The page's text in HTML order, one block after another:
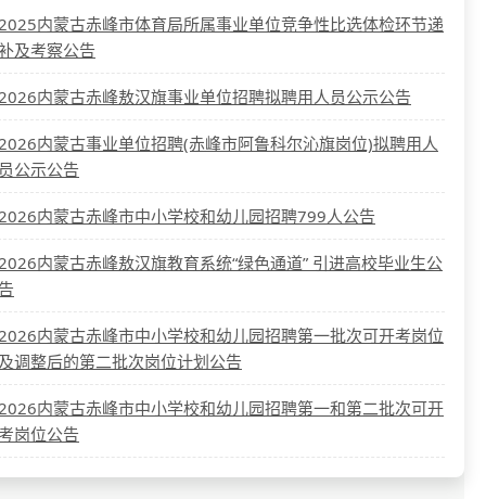
内蒙古赤峰市体育局所属事业单位竞争性比选体检环节递
及考察公告
内蒙古赤峰敖汉旗事业单位招聘拟聘用人员公示公告
内蒙古事业单位招聘(赤峰市阿鲁科尔沁旗岗位)拟聘用人
公示公告
内蒙古赤峰市中小学校和幼儿园招聘799人公告
内蒙古赤峰敖汉旗教育系统“绿色通道” 引进高校毕业生公
内蒙古赤峰市中小学校和幼儿园招聘第一批次可开考岗位
调整后的第二批次岗位计划公告
内蒙古赤峰市中小学校和幼儿园招聘第一和第二批次可开
岗位公告